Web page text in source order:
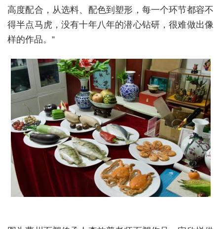
高度配合，从选料、配色到塑形，每一个环节都容不
得半点马虎，没有十年八年的潜心钻研，很难做出像
样的作品。”